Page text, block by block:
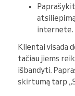
internete.
Klientai visada
tačiau jiems
išbandyti.
skirtumą tarp